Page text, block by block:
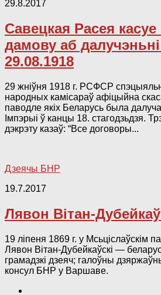
29.8.2017
Савецкая Расея
дамову аб
29.08.1918
29 жніўня 1918 г. РСФСР
народных камісараў афіцыйна
паводле якіх Беларусь была
Імпэрыі ў канцы 18. стагодзьдзя.
дэкрэту казаў: “Все договоры...
Дзеячы БНР
19.7.2017
Лявон Вітан-
19 ліпеня 1869 г. у Мсьціслаўскім
Лявон Вітан-Дубейкаўскі —
грамадзкі дзеяч; галоўны
консул БНР у Варшаве.